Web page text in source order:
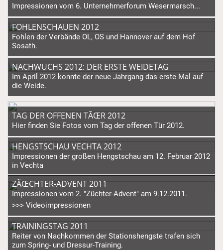
Impressionen vom 6. Unternehmerforum Wesermarsch...
FOHLENSCHAUEN 2012
Fohlen der Verbände OL, OS und Hannover auf dem Hof
Sosath.
NACHWUCHS 2012: DER ERSTE WEIDETAG
Im April 2012 konnte der neue Jahrgang das erste Mal auf
die Weide.
TAG DER OFFENEN TÃŒR 2012
Hier finden Sie Fotos vom Tag der offenen Tür 2012.
HENGSTSCHAU VECHTA 2012
Impressionen der großen Hengstschau am 12. Februar 2012
in Vechta
ZÃŒCHTER-ADVENT 2011
Impressionen vom 2. "Züchter-Advent" am 9.12.2011.
>>> Videoimpressionen
TRAININGSTAG 2011
Reiter von Nachkommen der Stationshengste trafen sich
zum Spring- und Dressur-Training.